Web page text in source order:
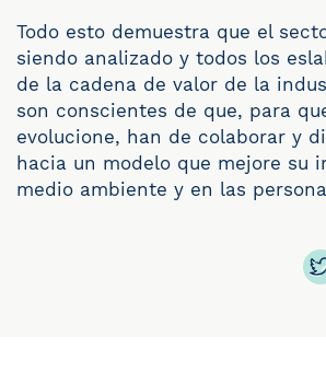
Todo esto demuestra que el
siendo analizado y todos los
de la cadena de valor de la
son conscientes de que, para
evolucione, han de colaborar y
hacia un modelo que mejore su
medio ambiente y en las